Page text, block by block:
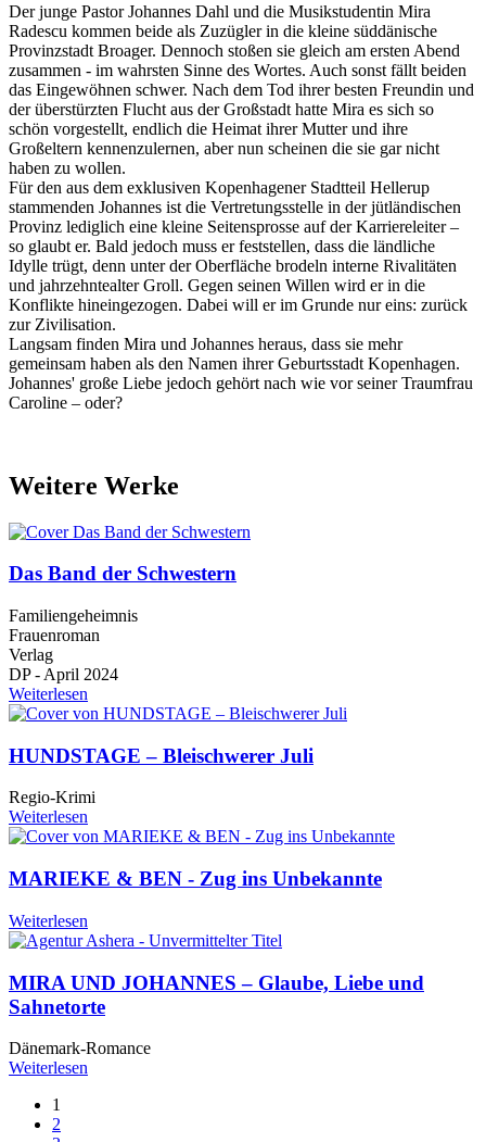
Der junge Pastor Johannes Dahl und die Musikstudentin Mira
Radescu kommen beide als Zuzügler in die kleine süddänische
Provinzstadt Broager. Dennoch stoßen sie gleich am ersten Abend
zusammen - im wahrsten Sinne des Wortes. Auch sonst fällt beiden
das Eingewöhnen schwer. Nach dem Tod ihrer besten Freundin und
der überstürzten Flucht aus der Großstadt hatte Mira es sich so
schön vorgestellt, endlich die Heimat ihrer Mutter und ihre
Großeltern kennenzulernen, aber nun scheinen die sie gar nicht
haben zu wollen.
Für den aus dem exklusiven Kopenhagener Stadtteil Hellerup
stammenden Johannes ist die Vertretungsstelle in der jütländischen
Provinz lediglich eine kleine Seitensprosse auf der Karriereleiter –
so glaubt er. Bald jedoch muss er feststellen, dass die ländliche
Idylle trügt, denn unter der Oberfläche brodeln interne Rivalitäten
und jahrzehntealter Groll. Gegen seinen Willen wird er in die
Konflikte hineingezogen. Dabei will er im Grunde nur eins: zurück
zur Zivilisation.
Langsam finden Mira und Johannes heraus, dass sie mehr
gemeinsam haben als den Namen ihrer Geburtsstadt Kopenhagen.
Johannes' große Liebe jedoch gehört nach wie vor seiner Traumfrau
Caroline – oder?
Weitere Werke
Das Band der Schwestern
Familiengeheimnis
Frauenroman
Verlag
DP - April 2024
Weiterlesen
HUNDSTAGE – Bleischwerer Juli
Regio-Krimi
Weiterlesen
MARIEKE & BEN - Zug ins Unbekannte
Weiterlesen
MIRA UND JOHANNES – Glaube, Liebe und
Sahnetorte
Dänemark-Romance
Weiterlesen
Seitennummerierung
Aktuelle
Seite
1
Seite
2